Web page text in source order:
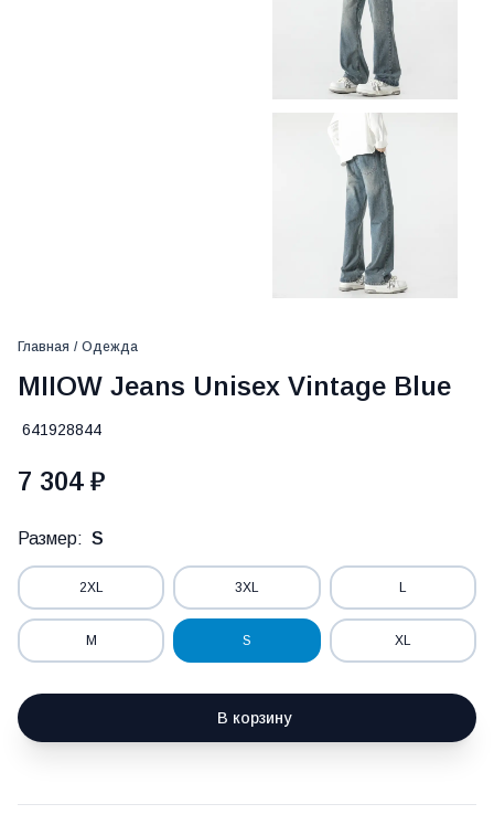
Главная / Одежда
MIIOW Jeans Unisex Vintage Blue
641928844
7 304 ₽
Размер: S
2XL 3XL L
M S XL
В корзину